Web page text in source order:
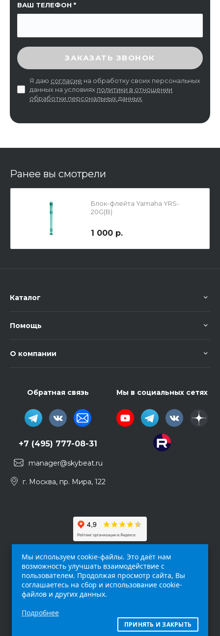
ВАШ ТЕЛЕФОН
ВВЕДИТЕ ПРОВЕРОЧНЫЙ КОД
ЗАКАЗАТЬ ЗВОНОК
Я даю согласие на обработку своих персональных
данных на условиях политики в отношении
обработки персональных данных
Ранее вы смотрели
Блок-флейта Yamaha YRS-
20G(B)
1 000 р.
Каталог
Помощь
О компании
Обратная связь
+7 (495) 777-08-31
manager@skybeat.ru
г. Москва, пр. Мира, 122
Мы в социальных сетях
интернет-сайт (
исключительно информационный характер и
Мы используем cookie-файлы. Это даёт нам
возможность улучшать взаимодействие с
пользователем. Продолжая просмотр сайта, Вы
соглашаетесь на сбор и использование cookie-
файлов и других данных.
Подробнее
ПРИНЯТЬ И ЗАКРЫТЬ